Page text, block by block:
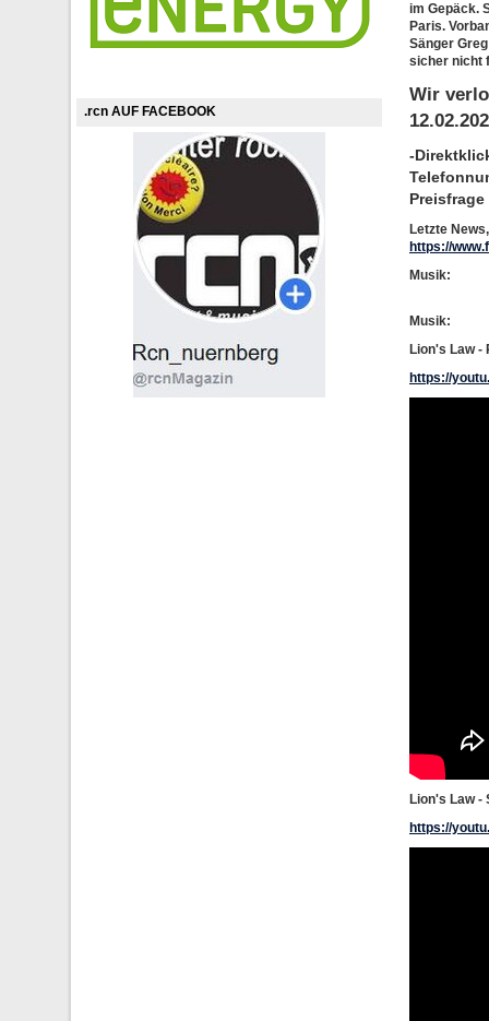
.rcn AUF FACEBOOK
im Gepäck.
Paris.
Sänger
sicher nicht
Wir
-
Letzte
https://
Musik:
Musik:
Lion's Law -
https://
Lion's Law -
https://